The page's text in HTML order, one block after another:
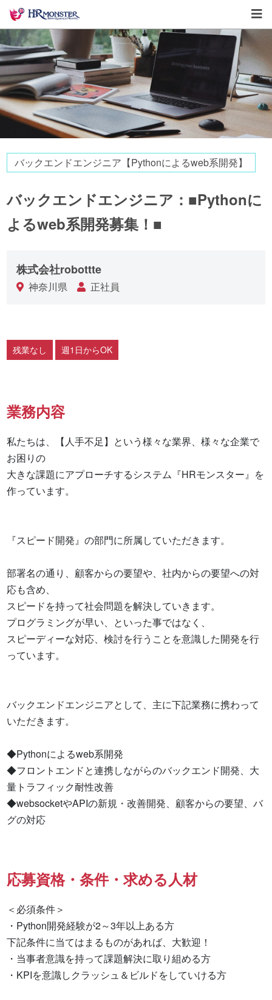
バックエンドエンジニア【Pythonによるweb系開発】
バックエンドエンジニア：■Pythonに
よるweb系開発募集！■
株式会社robottte
神奈川県 正社員
残業なし 週1日からOK
業務内容
私たちは、【人手不足】という様々な業界、様々な企業で
お困りの
大きな課題にアプローチするシステム『HRモンスター』を
作っています。
『スピード開発』の部門に所属していただきます。
部署名の通り、顧客からの要望や、社内からの要望への対
応も含め、
スピードを持って社会問題を解決していきます。
プログラミングが早い、といった事ではなく、
スピーディーな対応、検討を行うことを意識した開発を行
っています。
バックエンドエンジニアとして、主に下記業務に携わって
いただきます。
◆Pythonによるweb系開発
◆フロントエンドと連携しながらのバックエンド開発、大
量トラフィック耐性改善
◆websocketやAPIの新規・改善開発、顧客からの要望、バ
グの対応
応募資格・条件・求める人材
＜必須条件＞
・Python開発経験が2～3年以上ある方
下記条件に当てはまるものがあれば、大歓迎！
・当事者意識を持って課題解決に取り組める方
・KPIを意識しクラッシュ＆ビルドをしていける方